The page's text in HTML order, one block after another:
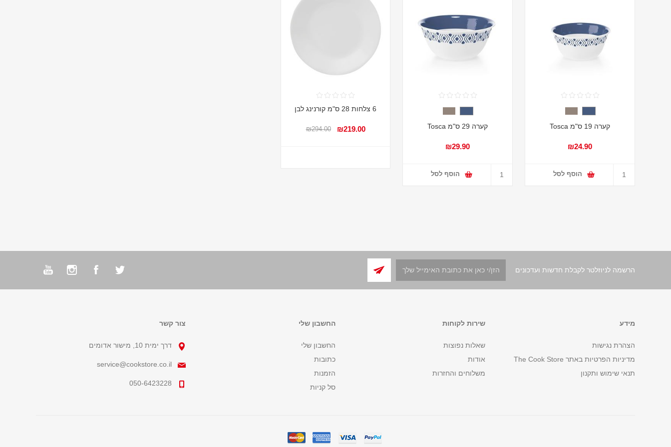
קערה 19 ס"מ Tosca
₪24.90
הוסף לסל
קערה 29 ס"מ Tosca
₪29.90
הוסף לסל
6 צלחות 28 ס"מ קורנינג לבן
₪219.00
₪294.00
הרשמה לניוזלטר לקבלת חדשות ועדכונים
מידע
הצהרת נגישות
מדיניות הפרטיות באתר The Cook Store
תנאי שימוש ותקנון
שירות לקוחות
שאלות נפוצות
אודות
משלוחים והחזרות
החשבון שלי
החשבון שלי
כתובות
הזמנות
סל קניות
צור קשר
דרך ימית 10, מישור אדומים
service@cookstore.co.il
050-6423228